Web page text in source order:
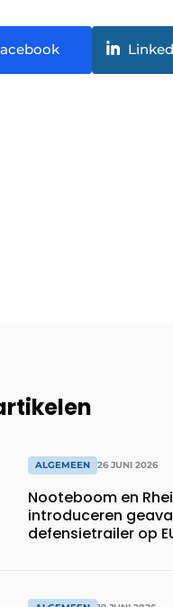
ALGEMEEN 26 JUNI 2026
Nooteboom en
introduceren
defensietrailer op